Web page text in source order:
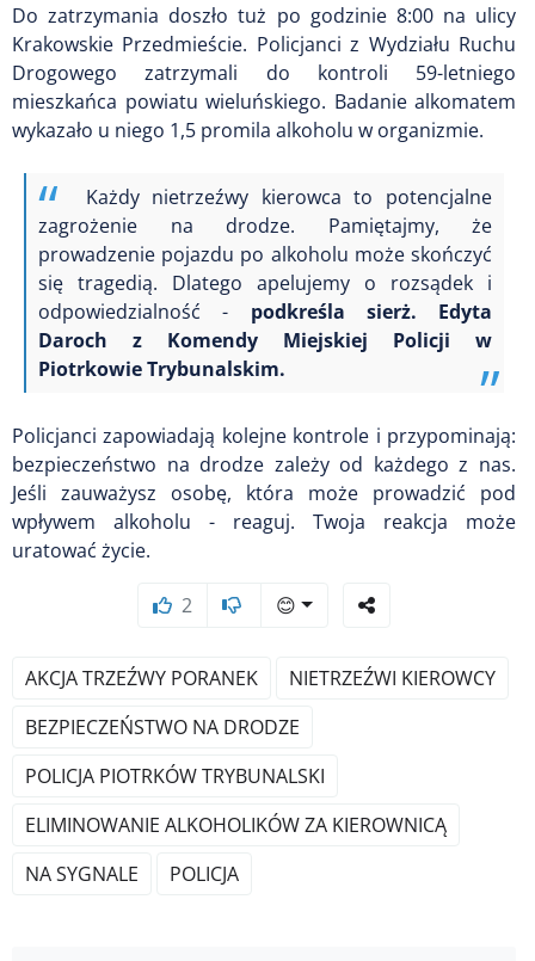
Do zatrzymania doszło tuż po godzinie 8:00 na ulicy
Krakowskie Przedmieście. Policjanci z Wydziału Ruchu
Drogowego zatrzymali do kontroli 59-letniego
mieszkańca powiatu wieluńskiego. Badanie alkomatem
wykazało u niego 1,5 promila alkoholu w organizmie.
Każdy nietrzeźwy kierowca to potencjalne
zagrożenie na drodze. Pamiętajmy, że
prowadzenie pojazdu po alkoholu może skończyć
się tragedią. Dlatego apelujemy o rozsądek i
odpowiedzialność - podkreśla sierż. Edyta
Daroch z Komendy Miejskiej Policji w
Piotrkowie Trybunalskim.
Policjanci zapowiadają kolejne kontrole i przypominają:
bezpieczeństwo na drodze zależy od każdego z nas.
Jeśli zauważysz osobę, która może prowadzić pod
wpływem alkoholu - reaguj. Twoja reakcja może
uratować życie.
2 😊
AKCJA TRZEŹWY PORANEK
NIETRZEŹWI KIEROWCY
BEZPIECZEŃSTWO NA DRODZE
POLICJA PIOTRKÓW TRYBUNALSKI
ELIMINOWANIE ALKOHOLIKÓW ZA KIEROWNICĄ
NA SYGNALE
POLICJA